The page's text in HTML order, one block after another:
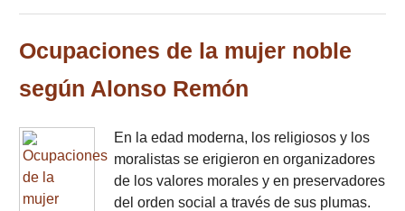
Ocupaciones de la mujer noble
según Alonso Remón
En la edad moderna, los religiosos y los
moralistas se erigieron en organizadores
de los valores morales y en preservadores
del orden social a través de sus plumas.